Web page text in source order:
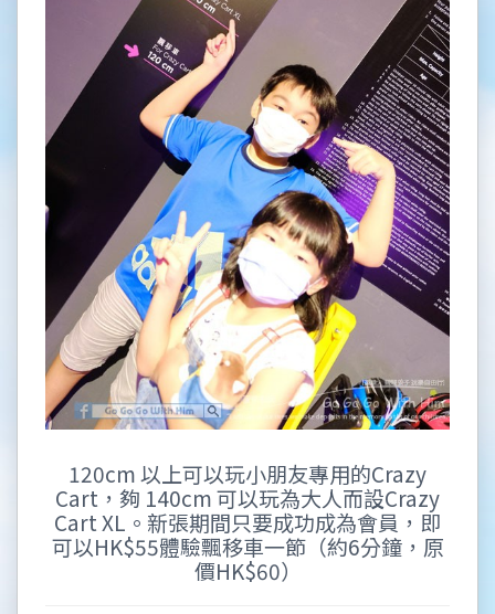
120cm 以上可以玩小朋友專用的Crazy
Cart，夠 140cm 可以玩為大人而設Crazy
Cart XL。新張期間只要成功成為會員，即
可以HK$55體驗飄移車一節（約6分鐘，原
價HK$60）